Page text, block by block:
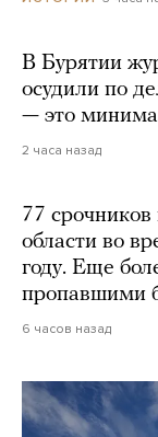
В Бурятии
осудили по
— это
2 часа назад
77
области во
году. Еще
пропавшими
6 часов назад